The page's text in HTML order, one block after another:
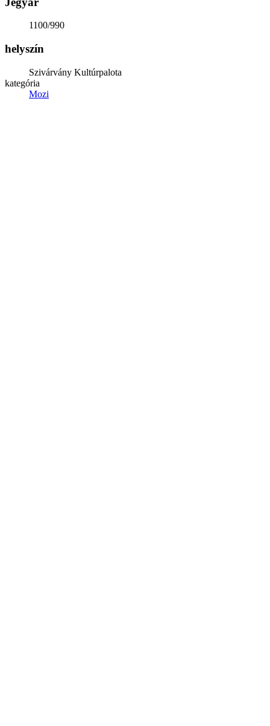
1100/990
helyszín
Szivárvány Kultúrpalota
kategória
Mozi